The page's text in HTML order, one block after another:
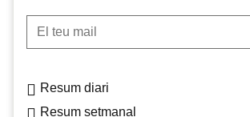
El teu mail
Resum diari
Resum setmanal